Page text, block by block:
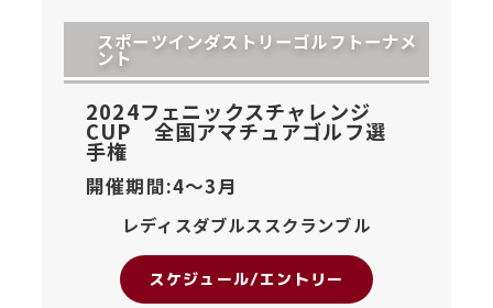
スポーツインダストリーゴルフトーナメ
ント
2024フェニックスチャレンジ
CUP 全国アマチュアゴルフ選
手権
開催期間:4〜3月
レディスダブルススクランブル
スケジュール/エントリー